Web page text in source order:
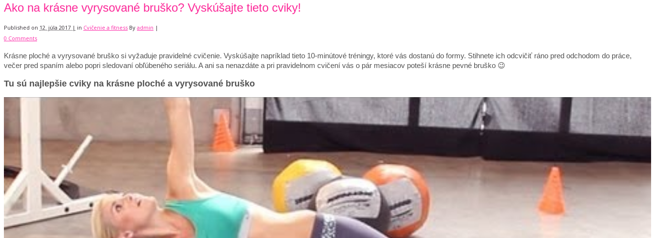
Ako na krásne vyrysované bruško? Vyskúšajte tieto cviky!
Published on 12. júla 2017 | in Cvičenie a fitness By admin |
0 Comments
Krásne ploché a vyrysované bruško si vyžaduje pravidelné cvičenie. Vyskúšajte napríklad tieto 10-minútové tréningy, ktoré vás dostanú do formy. Stihnete ich odcvičiť ráno pred odchodom do práce,
večer pred spaním alebo popri sledovaní obľúbeného seriálu. A ani sa nenazdáte a pri pravidelnom cvičení vás o pár mesiacov poteší krásne pevné bruško 😉
Tu sú najlepšie cviky na krásne ploché a vyrysované bruško